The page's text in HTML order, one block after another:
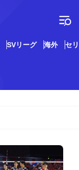
SVリーグ 海外 セ